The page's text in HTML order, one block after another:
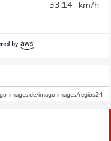
33,14 km/h
images.de/imago images/regios24